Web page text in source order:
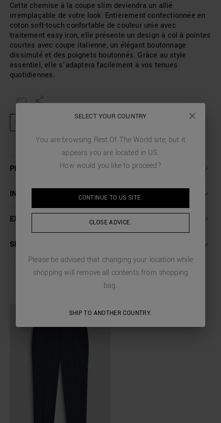
Cette chemise à la coupe slim deviendra un allié
irremplaçable de votre look. Entièrement confectionnée en
coton soft-touch confortable de couleur unie avec
traitement easy iron, elle présente un design à col à pointes
courtes avec coupe italienne, un élégant boutonnage
dissimulé et des poignets boutonnés. Grâce au style
essentiel, elle s’adaptera facilement à vos tenues
quotidiennes.
★ Produit exclu des activités promotionnelles et codes de réduction
PLUS DE DÉTAILS
INSTRUCTIONS DE LAVAGE
EXPÉDITION ET RETOURS
SERVICE CLIENT
COMPLETE THE LOOK
SELECT YOUR COUNTRY
You are browsing Rest Of The World site, but it
appears you are located in US.
How would you like to proceed?
CONTINUE TO US SITE.
CLOSE ADVICE.
Please be advised that changing your location while
shopping will remove all contents from shopping
bag.
SHIP TO ANOTHER COUNTRY.